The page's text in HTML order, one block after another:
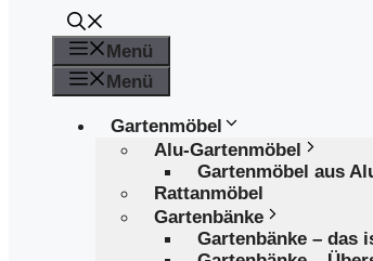
Menü
Menü
Gartenmöbel
Alu-Gartenmöbel
Gartenmöbel aus
Rattanmöbel
Gartenbänke
Gartenbänke – das